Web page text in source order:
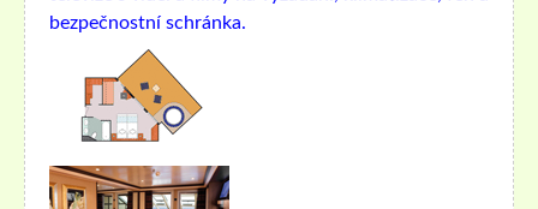
bezpečnostní schránka.